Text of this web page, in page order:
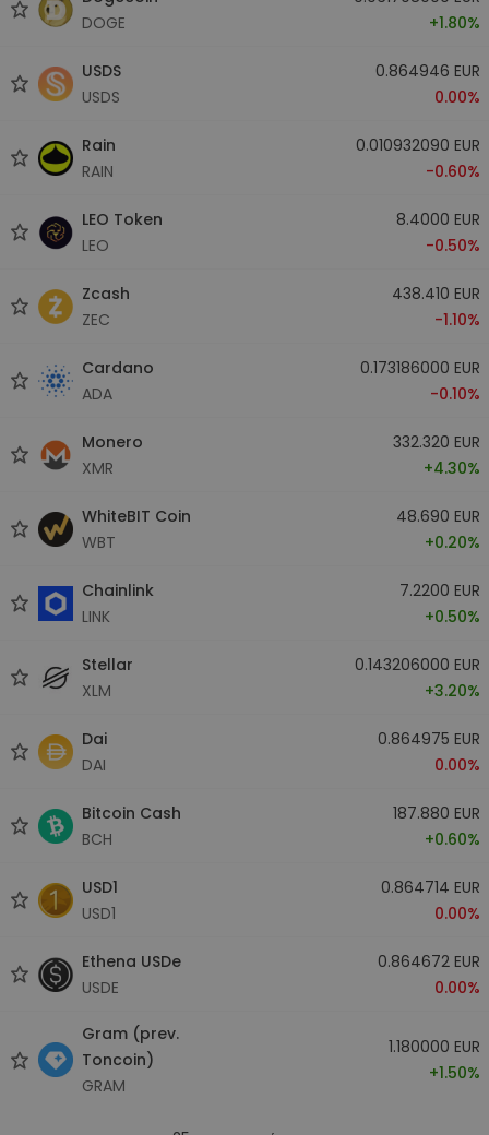
DOGE
+1.80%
USDS
USDS
0.864946 EUR
0.00%
Rain
RAIN
0.010932090 EUR
-0.60%
LEO Token
LEO
8.4000 EUR
-0.50%
Zcash
ZEC
438.410 EUR
-1.10%
Cardano
ADA
0.173186000 EUR
-0.10%
Monero
XMR
332.320 EUR
+4.30%
WhiteBIT Coin
WBT
48.690 EUR
+0.20%
Chainlink
LINK
7.2200 EUR
+0.50%
Stellar
XLM
0.143206000 EUR
+3.20%
Dai
DAI
0.864975 EUR
0.00%
Bitcoin Cash
BCH
187.880 EUR
+0.60%
USD1
USD1
0.864714 EUR
0.00%
Ethena USDe
USDE
0.864672 EUR
0.00%
Gram (prev.
Toncoin)
GRAM
1.180000 EUR
+1.50%